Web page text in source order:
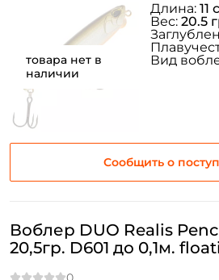
товара нет в
наличии
Сообщить о
Длина: 11
Вес: 20.5
Вид
Воблер DUO Realis Pencil
20,5гр. D601 до 0,1м.